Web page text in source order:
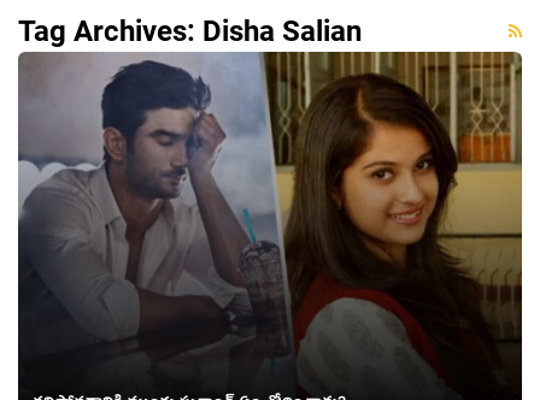
Tag Archives: Disha Salian